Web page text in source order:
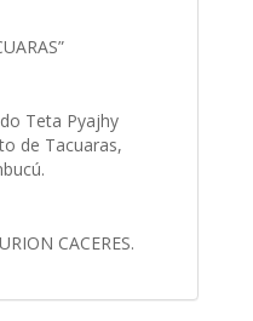
Teta Pyajhy
de Tacuaras,
CACERES.